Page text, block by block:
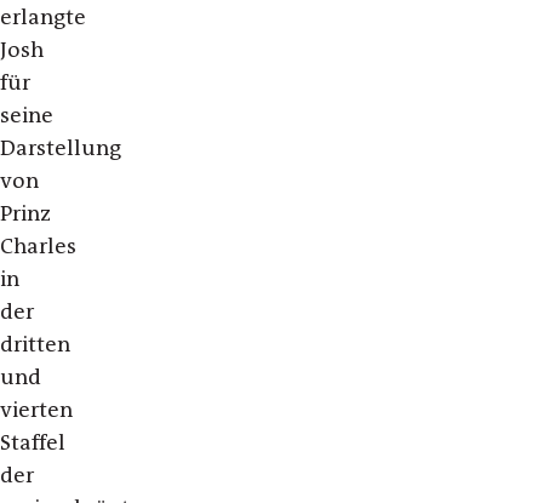
erlangte
Josh
für
seine
Darstellung
von
Prinz
Charles
in
der
dritten
und
vierten
Staffel
der